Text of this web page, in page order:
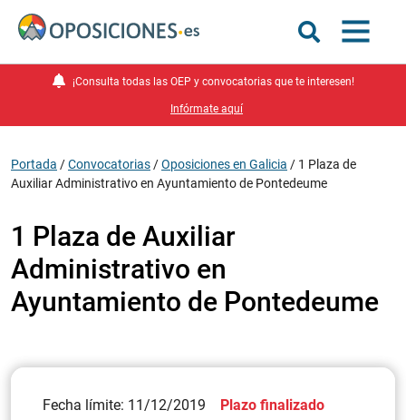
¡Consulta todas las OEP y convocatorias que te interesen!
Infórmate aquí
Portada /Convocatorias /Oposiciones en Galicia / 1 Plaza de
Auxiliar Administrativo en Ayuntamiento de Pontedeume
1 Plaza de Auxiliar
Administrativo en
Ayuntamiento de Pontedeume
Fecha límite: 11/12/2019 Plazo finalizado